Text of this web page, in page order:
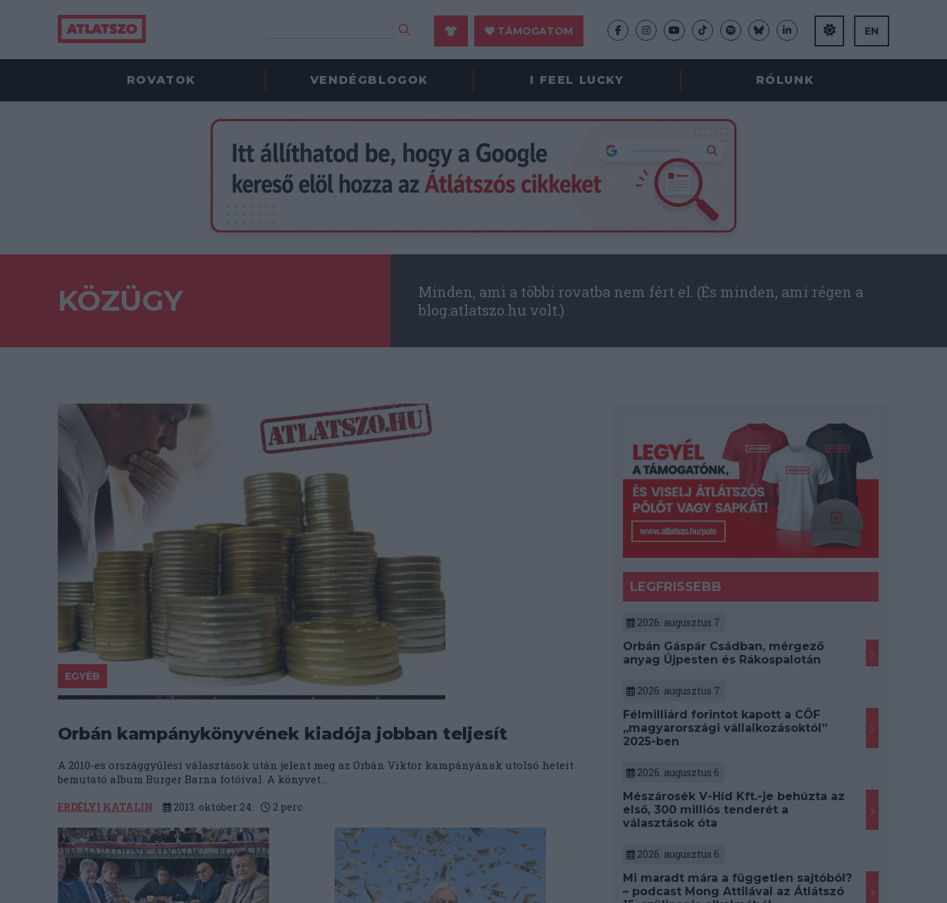
TÁMOGATOM EN
ROVATOK VENDÉGBLOGOK I FEEL LUCKY RÓLUNK
KÖZÜGY
Minden, ami a többi rovatba nem fért el. (És minden, ami régen a
blog.atlatszo.hu volt.)
EGYÉB
Orbán kampánykönyvének kiadója jobban teljesít
A 2010-es országgyűlési választások után jelent meg az Orbán Viktor kampányának utolsó heteit
bemutató album Burger Barna fotóival. A könyvet...
ERDÉLYI KATALIN 2013. október 24. 2 perc
LEGFRISSEBB
2026. augusztus 7.
Orbán Gáspár Csádban, mérgező
anyag Újpesten és Rákospalotán
2026. augusztus 7.
Félmilliárd forintot kapott a CÖF
„magyarországi vállalkozásoktól”
2025-ben
2026. augusztus 6.
Mészárosék V-Híd Kft.-je behúzta az
első, 300 milliós tenderét a
választások óta
2026. augusztus 6.
Mi maradt mára a független sajtóból?
– podcast Mong Attilával az Átlátszó